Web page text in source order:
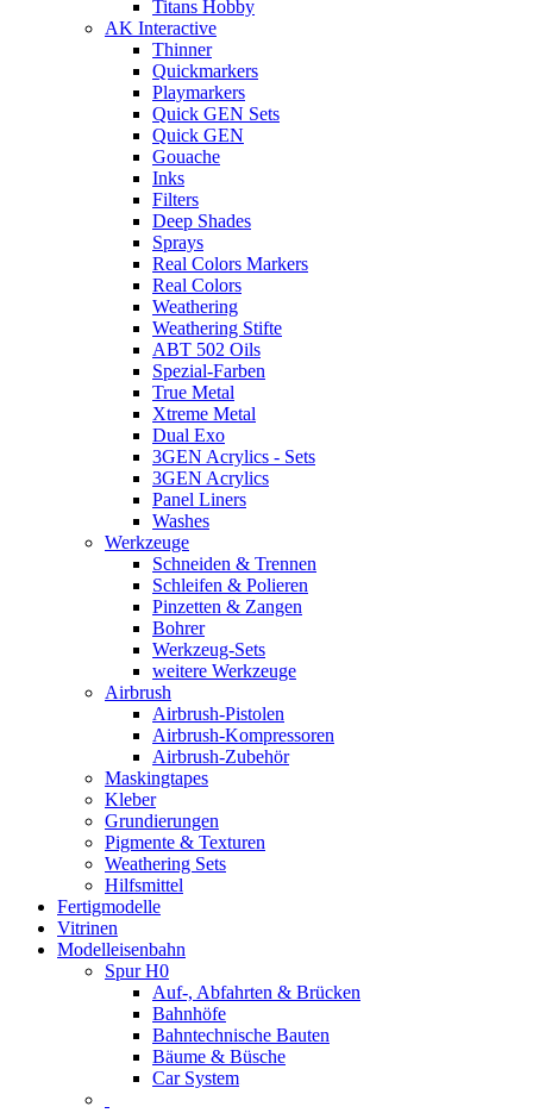
Titans Hobby
AK Interactive
Thinner
Quickmarkers
Playmarkers
Quick GEN Sets
Quick GEN
Gouache
Inks
Filters
Deep Shades
Sprays
Real Colors Markers
Real Colors
Weathering
Weathering Stifte
ABT 502 Oils
Spezial-Farben
True Metal
Xtreme Metal
Dual Exo
3GEN Acrylics - Sets
3GEN Acrylics
Panel Liners
Washes
Werkzeuge
Schneiden & Trennen
Schleifen & Polieren
Pinzetten & Zangen
Bohrer
Werkzeug-Sets
weitere Werkzeuge
Airbrush
Airbrush-Pistolen
Airbrush-Kompressoren
Airbrush-Zubehör
Maskingtapes
Kleber
Grundierungen
Pigmente & Texturen
Weathering Sets
Hilfsmittel
Fertigmodelle
Vitrinen
Modelleisenbahn
Spur H0
Auf-, Abfahrten & Brücken
Bahnhöfe
Bahntechnische Bauten
Bäume & Büsche
Car System